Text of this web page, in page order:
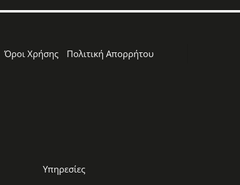
Όροι Χρήσης Πολιτική Απορρήτου
Υπηρεσίες